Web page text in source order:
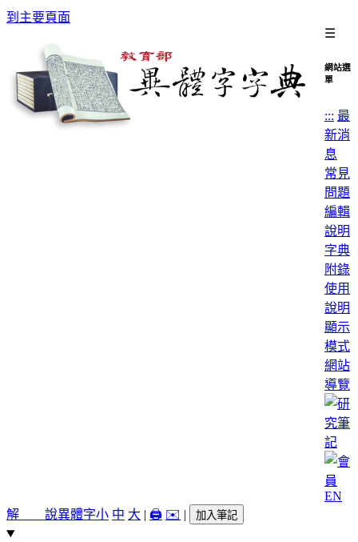
到主要頁面
☰
網站選
單
::: 最
新消
息
常見
問題
編輯
說明
字典
附錄
使用
說明
顯示
模式
網站
導覽
EN
解 說異體字小 中 大 | 🖨️ ✉️ | 加入筆記